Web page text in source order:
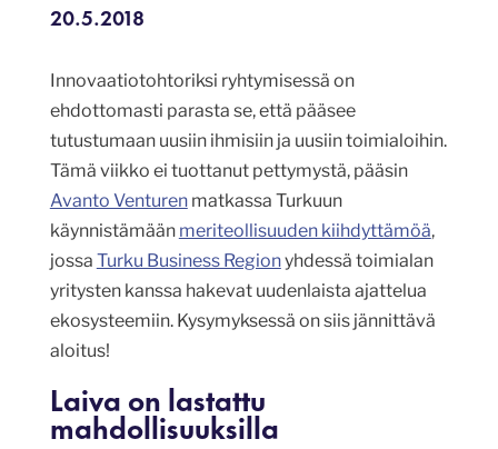
20.5.2018
Innovaatiotohtoriksi ryhtymisessä on
ehdottomasti parasta se, että pääsee
tutustumaan uusiin ihmisiin ja uusiin toimialoihin.
Tämä viikko ei tuottanut pettymystä, pääsin
Avanto Venturenmatkassa Turkuun
käynnistämään meriteollisuuden kiihdyttämöä,
jossa Turku Business Regionyhdessä toimialan
yritysten kanssa hakevat uudenlaista ajattelua
ekosysteemiin. Kysymyksessä on siis jännittävä
aloitus!
Laiva on lastattu
mahdollisuuksilla